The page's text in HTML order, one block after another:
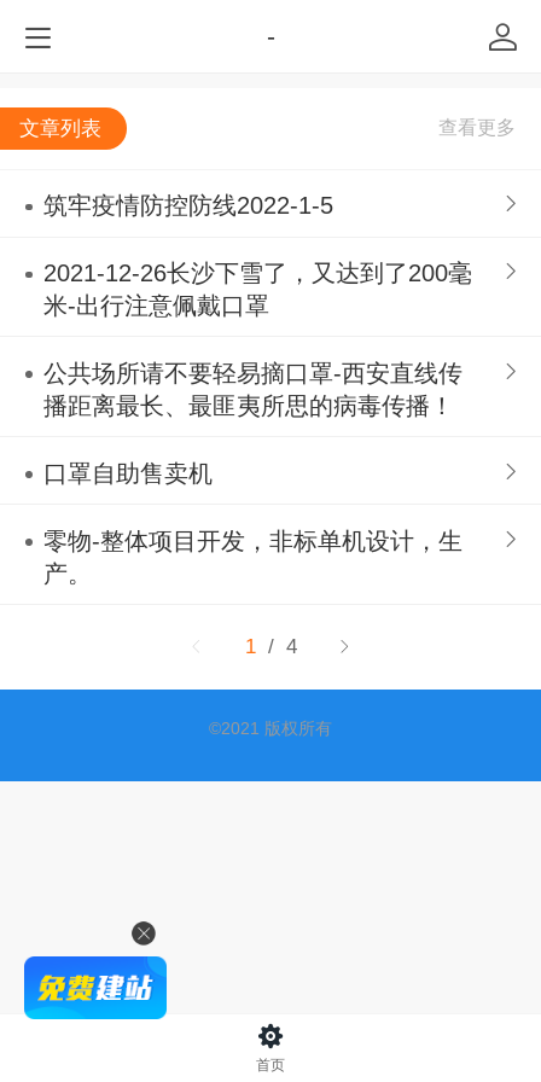
-
文章列表
筑牢疫情防控防线2022-1-5
2021-12-26长沙下雪了，又达到了200毫
米-出行注意佩戴口罩
公共场所请不要轻易摘口罩-西安直线传
播距离最长、最匪夷所思的病毒传播！
口罩自助售卖机
零物-整体项目开发，非标单机设计，生
产。
1 / 4
©2021 版权所有
首页